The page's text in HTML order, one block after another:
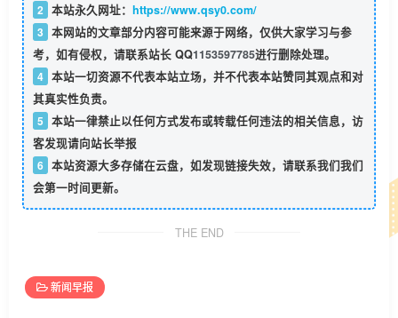
2 本站永久网址： https://www.qsy0.com/
3 本网站的文章部分内容可能来源于网络，仅供大家学习与参
考，如有侵权，请联系站长 QQ1153597785进行删除处理。
4 本站一切资源不代表本站立场，并不代表本站赞同其观点和对
其真实性负责。
5 本站一律禁止以任何方式发布或转载任何违法的相关信息，访
客发现请向站长举报
6 本站资源大多存储在云盘，如发现链接失效，请联系我们我们
会第一时间更新。
THE END
新闻早报